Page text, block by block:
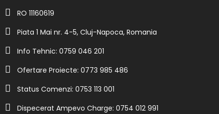
RO 11160619
Piata 1 Mai nr. 4-5, Cluj-Napoca, Romania
Info Tehnic: 0759 046 201
Ofertare Proiecte: 0773 985 486
Status Comenzi: 0753 113 001
Dispecerat Ampevo Charge: 0754 012 991